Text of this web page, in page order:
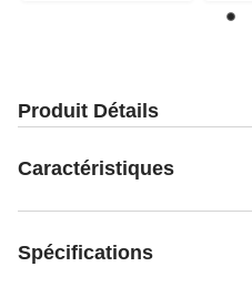
Produit Détails
Caractéristiques
Spécifications